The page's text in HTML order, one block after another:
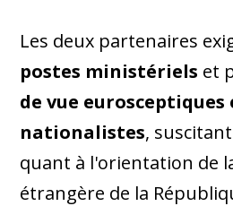
Les deux partenaires
postes ministériels et
de vue eurosceptiques
nationalistes,
quant à l'orientation de
étrangère de la